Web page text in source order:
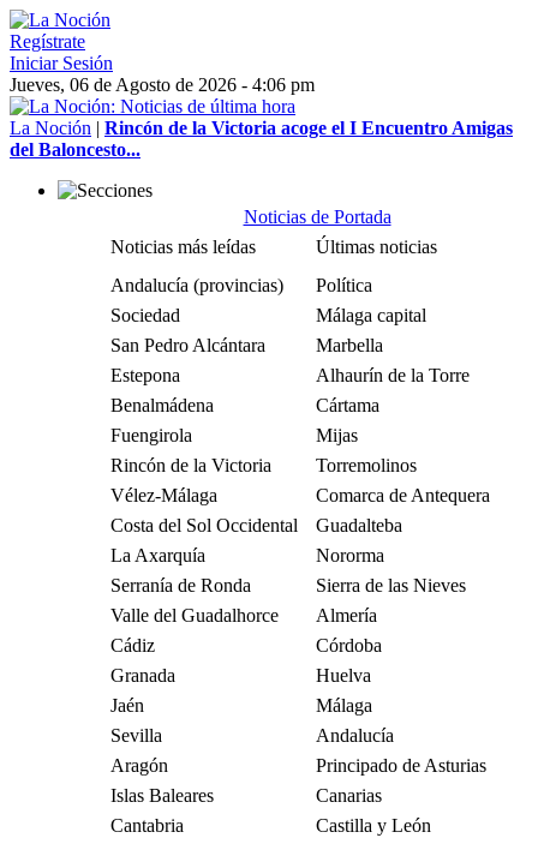
Regístrate
Iniciar Sesión
Jueves, 06 de Agosto de 2026 - 4:06 pm
La Noción | Rincón de la Victoria acoge el I Encuentro Amigas
del Baloncesto...
Noticias de Portada
Noticias más leídas
Últimas noticias
Andalucía (provincias)
Política
Sociedad
Málaga capital
San Pedro Alcántara
Marbella
Estepona
Alhaurín de la Torre
Benalmádena
Cártama
Fuengirola
Mijas
Rincón de la Victoria
Torremolinos
Vélez-Málaga
Comarca de Antequera
Costa del Sol Occidental
Guadalteba
La Axarquía
Nororma
Serranía de Ronda
Sierra de las Nieves
Valle del Guadalhorce
Almería
Cádiz
Córdoba
Granada
Huelva
Jaén
Málaga
Sevilla
Andalucía
Aragón
Principado de Asturias
Islas Baleares
Canarias
Cantabria
Castilla y León